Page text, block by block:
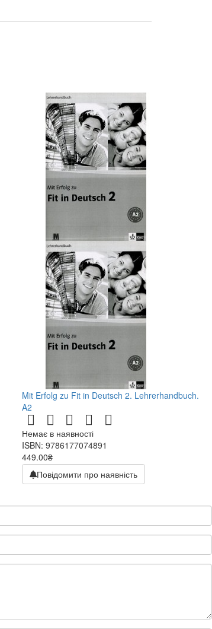
Mit Erfolg zu Fit in Deutsch 2. Lehrerhandbuch.
A2
Немає в наявності
ISBN: 9786177074891
449.00₴
Повідомити про наявність